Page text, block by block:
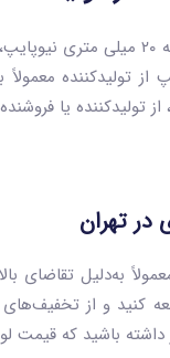
یکی از بهترین راه‌ها برای
لیست قیمت لوله ۲۰
تولیدکننده یا
کنید و از تخفیف‌های
داشته باشید که قیمت